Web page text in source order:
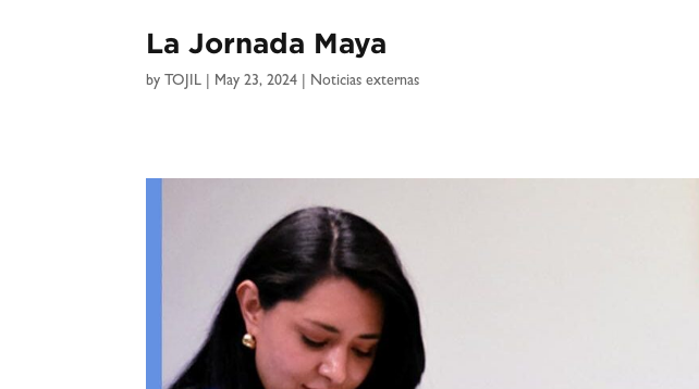
La Jornada Maya
by TOJIL May 23, 2024 Noticias externas